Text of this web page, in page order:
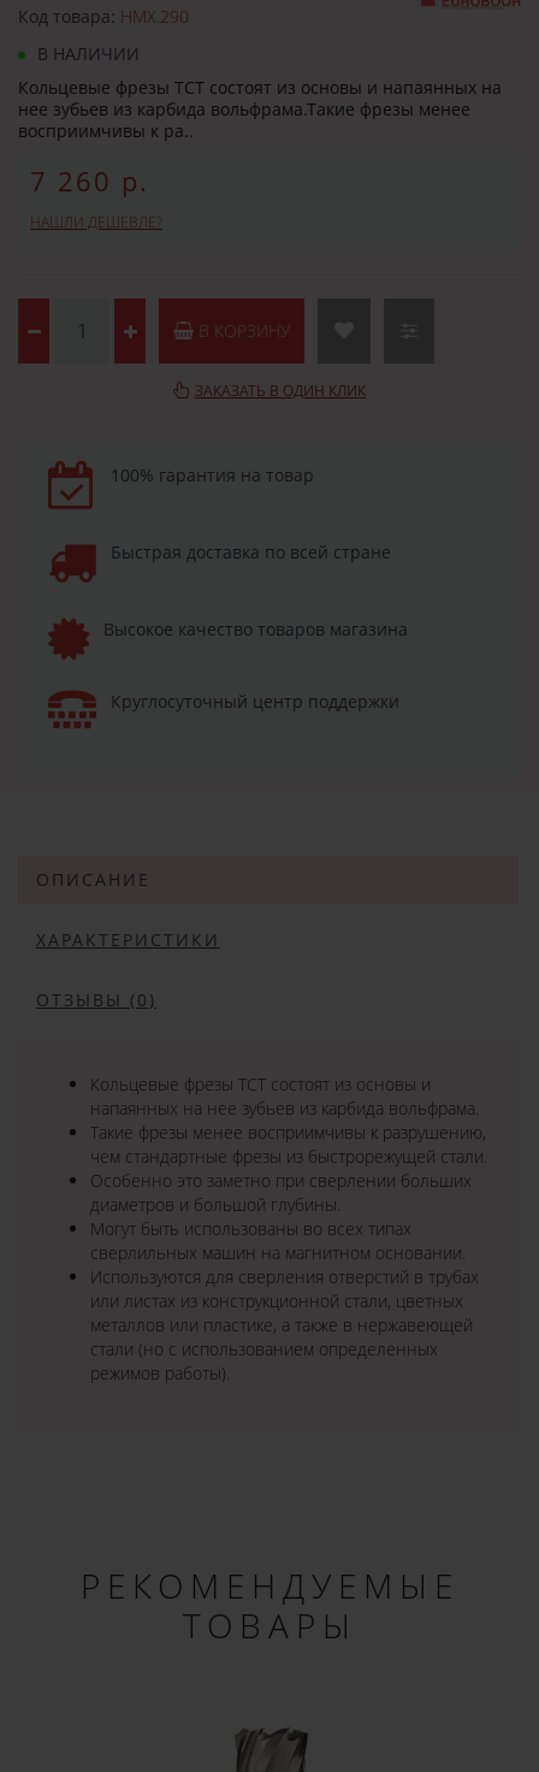
Код товара: HMX.290
В НАЛИЧИИ
Кольцевые фрезы TCT состоят из основы и напаянных на
нее зубьев из карбида вольфрама.Такие фрезы менее
восприимчивы к ра..
7 260 р.
НАШЛИ ДЕШЕВЛЕ?
В КОРЗИНУ
ЗАКАЗАТЬ В ОДИН КЛИК
100% гарантия на товар
Быстрая доставка по всей стране
Высокое качество товаров магазина
Круглосуточный центр поддержки
ОПИСАНИЕ
ХАРАКТЕРИСТИКИ
ОТЗЫВЫ (0)
Кольцевые фрезы TCT состоят из основы и
напаянных на нее зубьев из карбида вольфрама.
Такие фрезы менее восприимчивы к разрушению,
чем стандартные фрезы из быстрорежущей стали.
Особенно это заметно при сверлении больших
диаметров и большой глубины.
Могут быть использованы во всех типах
сверлильных машин на магнитном основании.
Используются для сверления отверстий в трубах
или листах из конструкционной стали, цветных
металлов или пластике, а также в нержавеющей
стали (но с использованием определенных
режимов работы).
РЕКОМЕНДУЕМЫЕ
ТОВАРЫ